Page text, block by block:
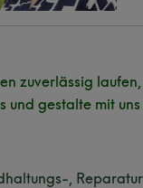
zuverlässig
und gestalte mit
,